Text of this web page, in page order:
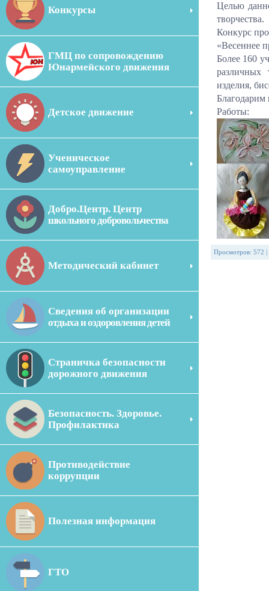
Конкурсы
ГМЦ по сопровождению
Юнармейского движения
Детское движение
Ученическое
самоуправление
Добро.Центр. Центр
школьного добровольчества
Методический кабинет
Сведения об организации
отдыха и оздоровления детей
Страничка безопасности
дорожного движения
Безопасность. Здоровье.
Профилактика
Противодействие
коррупции
Полезная информация
ГТО
Целью
творчества.
Конкурс
«Весеннее
Более 160
различных
изделия,
Благодарим
Работы:
Просмотров: 572